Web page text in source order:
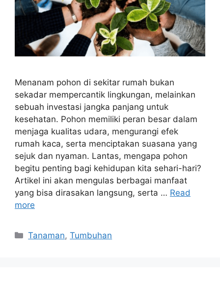
Menanam pohon di sekitar rumah bukan
sekadar mempercantik lingkungan, melainkan
sebuah investasi jangka panjang untuk
kesehatan. Pohon memiliki peran besar dalam
menjaga kualitas udara, mengurangi efek
rumah kaca, serta menciptakan suasana yang
sejuk dan nyaman. Lantas, mengapa pohon
begitu penting bagi kehidupan kita sehari-hari?
Artikel ini akan mengulas berbagai manfaat
yang bisa dirasakan langsung, serta … Read
more
Categories
Tanaman,Tumbuhan